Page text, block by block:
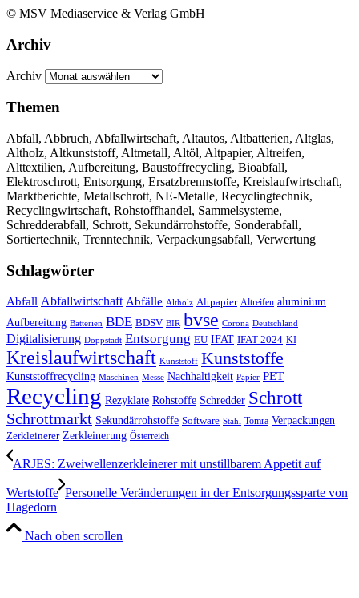
© MSV Mediaservice & Verlag GmbH
Archiv
Archiv
Themen
Abfall, Abbruch, Abfallwirtschaft, Altautos, Altbatterien, Altglas,
Altholz, Altkunststoff, Altmetall, Altöl, Altpapier, Altreifen,
Alttextilien, Aufbereitung, Baustoffrecycling, Bioabfall,
Elektroschrott, Entsorgung, Ersatzbrennstoffe, Kreislaufwirtschaft,
Marktberichte, Metallschrott, NE-Metalle, Recyclingtechnik,
Recyclingwirtschaft, Rohstoffhandel, Sammelsysteme,
Schredderabfall, Schrott, Sekundärrohstoffe, Sonderabfall,
Sortiertechnik, Trenntechnik, Verpackungsabfall, Verwertung
Schlagwörter
Abfall Abfallwirtschaft Abfälle Altholz Altpapier Altreifen aluminium
Aufbereitung Batterien BDE BDSV BIR bvse Corona Deutschland
Digitalisierung Doppstadt Entsorgung EU IFAT IFAT 2024 KI
Kreislaufwirtschaft Kunststoff Kunststoffe
Kunststoffrecycling Maschinen Messe Nachhaltigkeit Papier PET
Recycling Rezyklate Rohstoffe Schredder Schrott
Schrottmarkt Sekundärrohstoffe Software Stahl Tomra Verpackungen
Zerkleinerer Zerkleinerung Österreich
ARJES: Zweiwellenzerkleinerer mit unstillbarem Appetit auf
Wertstoffe Personelle Veränderungen in der Entsorgungssparte von
Hagedorn
Nach oben scrollen